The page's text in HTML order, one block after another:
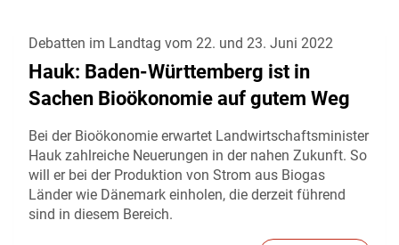
Debatten im Landtag vom 22. und 23. Juni 2022
Hauk: Baden-Württemberg ist in
Sachen Bioökonomie auf gutem Weg
Bei der Bioökonomie erwartet Landwirtschaftsminister
Hauk zahlreiche Neuerungen in der nahen Zukunft. So
will er bei der Produktion von Strom aus Biogas
Länder wie Dänemark einholen, die derzeit führend
sind in diesem Bereich.